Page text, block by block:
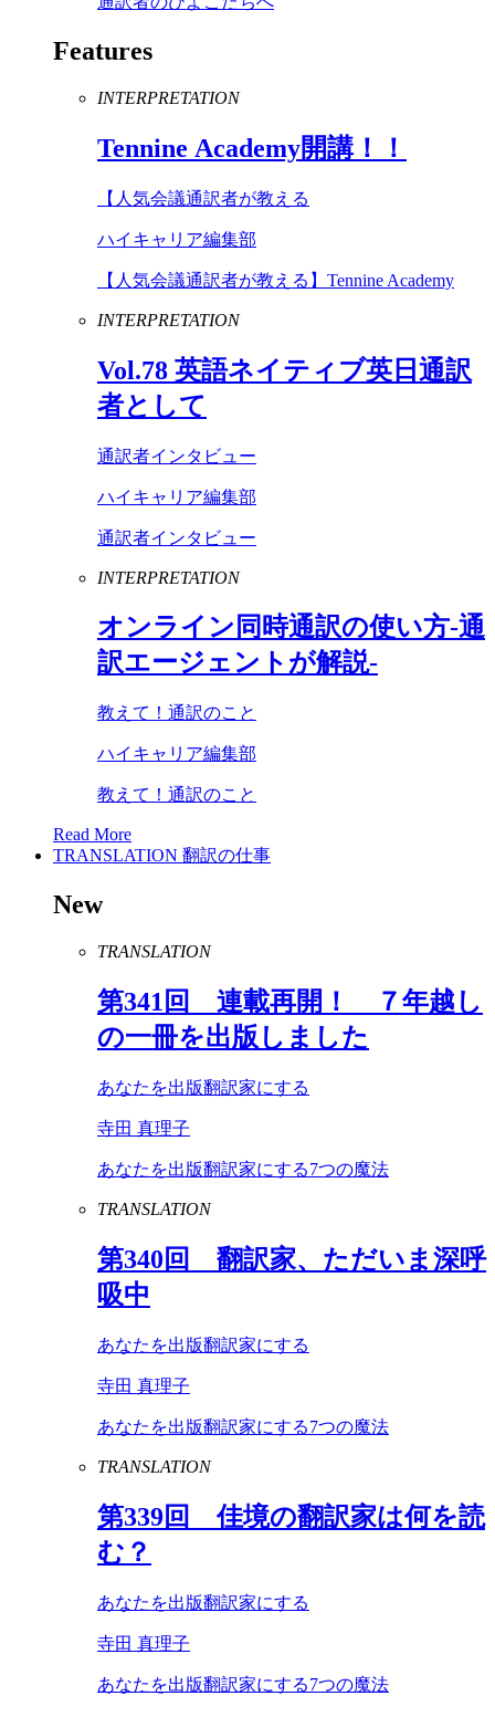
Features
INTERPRETATION
Tennine Academy開講！！
【人気会議通訳者が教える
ハイキャリア編集部
【人気会議通訳者が教える】Tennine Academy
INTERPRETATION
Vol.78 英語ネイティブ英日通訳
者として
通訳者インタビュー
ハイキャリア編集部
通訳者インタビュー
INTERPRETATION
オンライン同時通訳の使い方-通
訳エージェントが解説-
教えて！通訳のこと
ハイキャリア編集部
教えて！通訳のこと
Read More
TRANSLATION 翻訳の仕事
New
TRANSLATION
第341 回 連載再開！ ７年越し
の一冊を出版しました
あなたを出版翻訳家にする
寺田 真理子
あなたを出版翻訳家にする7つの魔法
TRANSLATION
第340回 翻訳家、ただいま深呼
吸中
あなたを出版翻訳家にする
寺田 真理子
あなたを出版翻訳家にする7つの魔法
TRANSLATION
第339回 佳境の翻訳家は何を読
む？
あなたを出版翻訳家にする
寺田 真理子
あなたを出版翻訳家にする7つの魔法